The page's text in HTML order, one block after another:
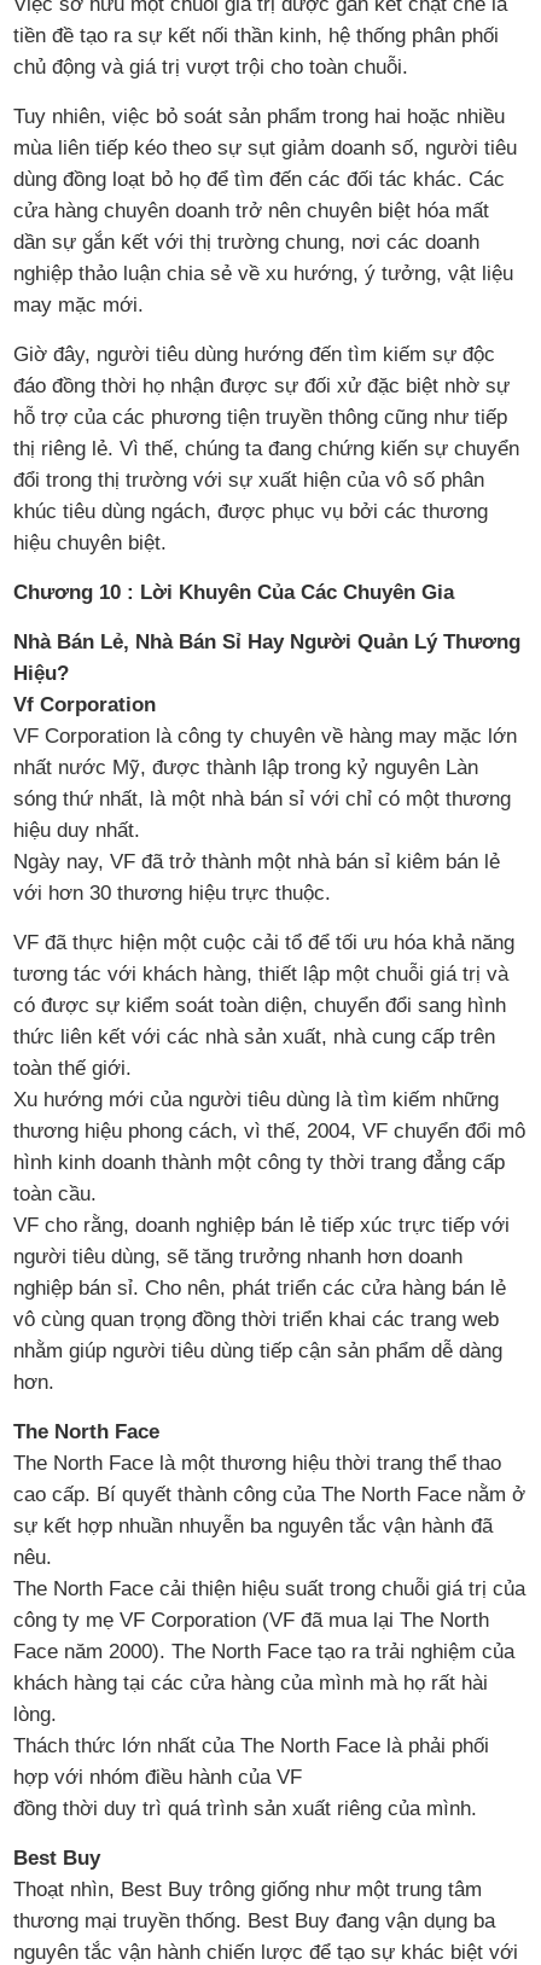
tiền đề tạo ra sự kết nối thần kinh, hệ thống phân phối
chủ động và giá trị vượt trội cho toàn chuỗi.
Tuy nhiên, việc bỏ soát sản phẩm trong hai hoặc nhiều
mùa liên tiếp kéo theo sự sụt giảm doanh số, người tiêu
dùng đồng loạt bỏ họ để tìm đến các đối tác khác. Các
cửa hàng chuyên doanh trở nên chuyên biệt hóa mất
dần sự gắn kết với thị trường chung, nơi các doanh
nghiệp thảo luận chia sẻ về xu hướng, ý tưởng, vật liệu
may mặc mới.
Giờ đây, người tiêu dùng hướng đến tìm kiếm sự độc
đáo đồng thời họ nhận được sự đối xử đặc biệt nhờ sự
hỗ trợ của các phương tiện truyền thông cũng như tiếp
thị riêng lẻ. Vì thế, chúng ta đang chứng kiến sự chuyển
đổi trong thị trường với sự xuất hiện của vô số phân
khúc tiêu dùng ngách, được phục vụ bởi các thương
hiệu chuyên biệt.
Chương 10 : Lời Khuyên Của Các Chuyên Gia
Nhà Bán Lẻ, Nhà Bán Sỉ Hay Người Quản Lý Thương
Hiệu?
Vf Corporation
VF Corporation là công ty chuyên về hàng may mặc lớn
nhất nước Mỹ, được thành lập trong kỷ nguyên Làn
sóng thứ nhất, là một nhà bán sỉ với chỉ có một thương
hiệu duy nhất.
Ngày nay, VF đã trở thành một nhà bán sỉ kiêm bán lẻ
với hơn 30 thương hiệu trực thuộc.
VF đã thực hiện một cuộc cải tổ để tối ưu hóa khả năng
tương tác với khách hàng, thiết lập một chuỗi giá trị và
có được sự kiểm soát toàn diện, chuyển đổi sang hình
thức liên kết với các nhà sản xuất, nhà cung cấp trên
toàn thế giới.
Xu hướng mới của người tiêu dùng là tìm kiếm những
thương hiệu phong cách, vì thế, 2004, VF chuyển đổi mô
hình kinh doanh thành một công ty thời trang đẳng cấp
toàn cầu.
VF cho rằng, doanh nghiệp bán lẻ tiếp xúc trực tiếp với
người tiêu dùng, sẽ tăng trưởng nhanh hơn doanh
nghiệp bán sỉ. Cho nên, phát triển các cửa hàng bán lẻ
vô cùng quan trọng đồng thời triển khai các trang web
nhằm giúp người tiêu dùng tiếp cận sản phẩm dễ dàng
hơn.
The North Face
The North Face là một thương hiệu thời trang thể thao
cao cấp. Bí quyết thành công của The North Face nằm ở
sự kết hợp nhuần nhuyễn ba nguyên tắc vận hành đã
nêu.
The North Face cải thiện hiệu suất trong chuỗi giá trị của
công ty mẹ VF Corporation (VF đã mua lại The North
Face năm 2000). The North Face tạo ra trải nghiệm của
khách hàng tại các cửa hàng của mình mà họ rất hài
lòng.
Thách thức lớn nhất của The North Face là phải phối
hợp với nhóm điều hành của VF
đồng thời duy trì quá trình sản xuất riêng của mình.
Best Buy
Thoạt nhìn, Best Buy trông giống như một trung tâm
thương mại truyền thống. Best Buy đang vận dụng ba
nguyên tắc vận hành chiến lược để tạo sự khác biệt với